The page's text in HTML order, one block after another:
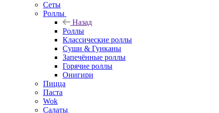
Сеты
Роллы
Назад
Роллы
Классические роллы
Суши & Гунканы
Запечённые роллы
Горячие роллы
Онигири
Пицца
Паста
Wok
Салаты